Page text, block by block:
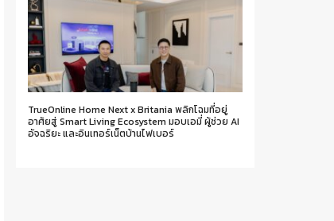
TrueOnline Home Next x Britania พลิกโฉมที่อยู่
อาศัยสู่ Smart Living Ecosystem มอบเอมี่ ผู้ช่วย AI
อัจฉริยะ และอินเทอร์เน็ตบ้านไฟเบอร์